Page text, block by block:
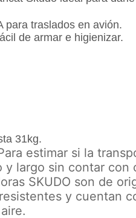
para traslados en avión.
ácil de armar e higienizar.
31kg.
estimar si la
y largo sin contar con
SKUDO son de
y cuentan